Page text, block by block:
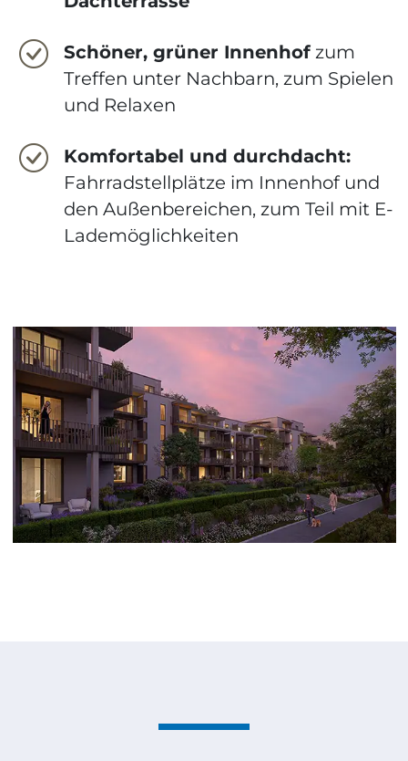
Schöner, grüner Innenhof zum
Treffen unter Nachbarn, zum Spielen
und Relaxen
Komfortabel und durchdacht:
Fahrradstellplätze im Innenhof und
den Außenbereichen, zum Teil mit ­E-
Lademöglichkeiten